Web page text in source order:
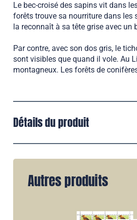
Le bec-croisé des sapins vit dans
forêts trouve sa nourriture dans les
la reconnaît à sa tête grise avec
Par contre, avec son dos gris, le
sont visibles que quand il vole. Au
montagneux. Les forêts de
Détails du produit
Autres produits